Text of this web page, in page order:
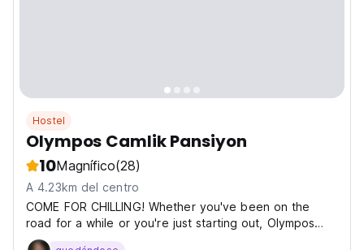
Hostel
Olympos Camlik Pansiyon
10Magnífico(28)
A 4.23km del centro
COME FOR CHILLING! Whether you've been on the
road for a while or you're just starting out, Olympos
Camlik Pansiyon is the perfect place to chill out. So